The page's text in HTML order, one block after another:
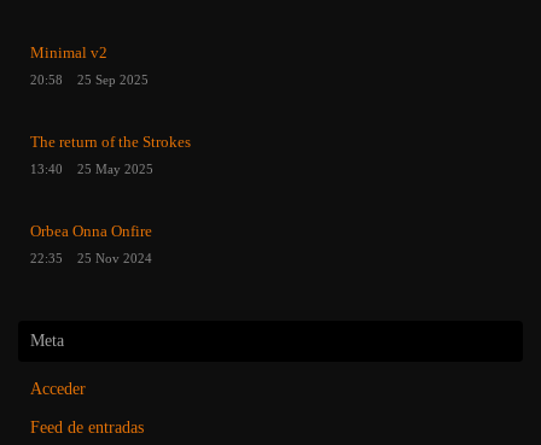
Minimal v2
20:58 25 Sep 2025
The return of the Strokes
13:40 25 May 2025
Orbea Onna Onfire
22:35 25 Nov 2024
Meta
Acceder
Feed de entradas